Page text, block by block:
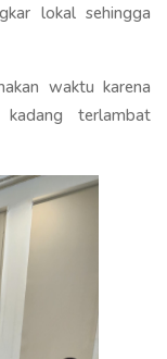
lokal sehingga
waktu karena
kadang terlambat